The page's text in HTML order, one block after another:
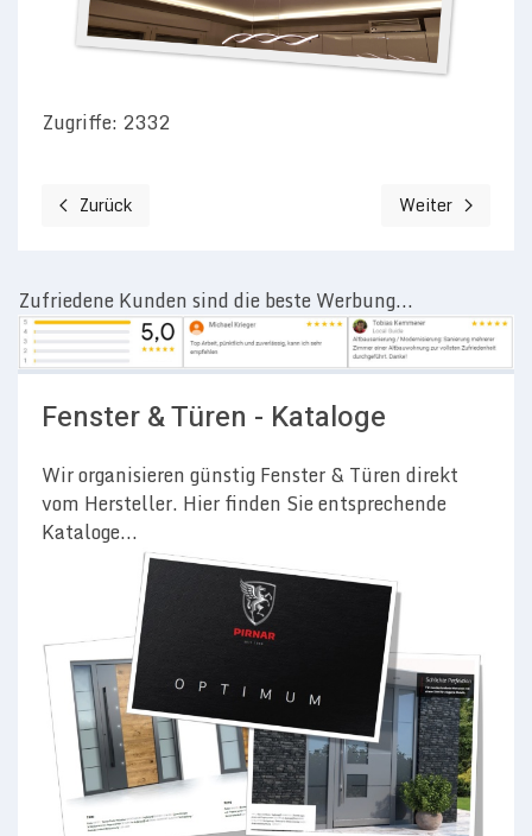
Zugriffe: 2332
Vorheriger Beitrag: Fenster Modernisierung in Groß Umstadt
Zurück Nächster
Weiter
Zufriedene Kunden sind die beste Werbung...
Fenster & Türen - Kataloge
Wir organisieren günstig Fenster & Türen direkt
vom Hersteller. Hier finden Sie entsprechende
Kataloge...